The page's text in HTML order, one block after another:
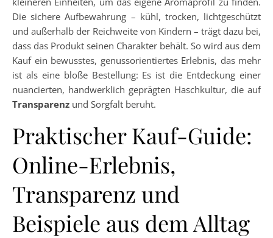
Die sichere Aufbewahrung – kühl, trocken, lichtgeschützt
und außerhalb der Reichweite von Kindern – trägt dazu bei,
dass das Produkt seinen Charakter behält. So wird aus dem
Kauf ein bewusstes, genussorientiertes Erlebnis, das mehr
ist als eine bloße Bestellung: Es ist die Entdeckung einer
nuancierten, handwerklich geprägten Haschkultur, die auf
Transparenz und Sorgfalt beruht.
Praktischer Kauf-Guide:
Online-Erlebnis,
Transparenz und
Beispiele aus dem Alltag